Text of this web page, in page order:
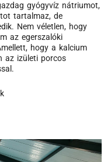
gyógyvíz nátriumot,
tartalmaz, de
Nem véletlen, hogy
az egerszalóki
hogy a kalcium
az izületi porcos